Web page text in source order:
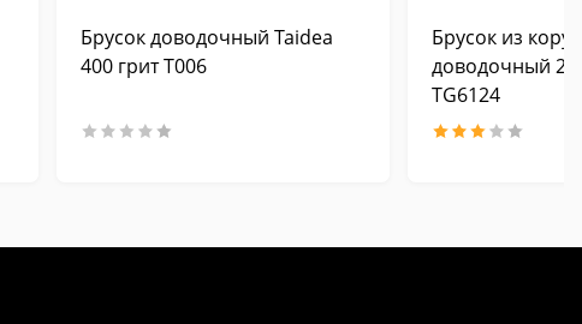
Брусок доводочный Taidea
400 грит T006
Брусок из
доводочный
TG6124